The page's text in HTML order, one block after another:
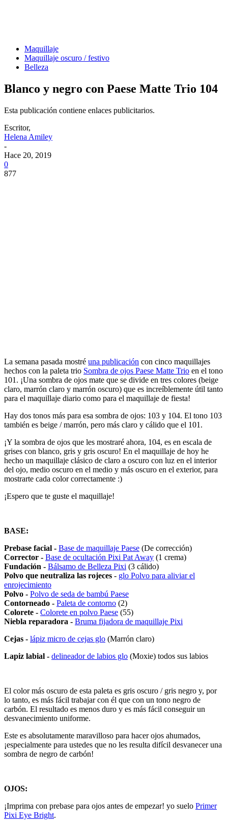
Maquillaje
Maquillaje oscuro / festivo
Belleza
Blanco y negro con Paese Matte Trio 104
Esta publicación contiene enlaces publicitarios.
Escritor,
Helena Amiley
-
Hace 20, 2019
0
877
La semana pasada mostré una publicación con cinco maquillajes
hechos con la paleta trio Sombra de ojos Paese Matte Trio en el tono
101. ¡Una sombra de ojos mate que se divide en tres colores (beige
claro, marrón claro y marrón oscuro) que es increíblemente útil tanto
para el maquillaje diario como para el maquillaje de fiesta!
Hay dos tonos más para esa sombra de ojos: 103 y 104. El tono 103
también es beige / marrón, pero más claro y cálido que el 101.
¡Y la sombra de ojos que les mostraré ahora, 104, es en escala de
grises con blanco, gris y gris oscuro! En el maquillaje de hoy he
hecho un maquillaje clásico de claro a oscuro con luz en el interior
del ojo, medio oscuro en el medio y más oscuro en el exterior, para
mostrarte cada color correctamente :)
¡Espero que te guste el maquillaje!
BASE:
Prebase facial - Base de maquillaje Paese (De corrección)
Corrector - Base de ocultación Pixi Pat Away (1 crema)
Fundación - Bálsamo de Belleza Pixi (3 cálido)
Polvo que neutraliza las rojeces - glo Polvo para aliviar el
enrojecimiento
Polvo - Polvo de seda de bambú Paese
Contorneado - Paleta de contorno (2)
Colorete - Colorete en polvo Paese (55)
Niebla reparadora - Bruma fijadora de maquillaje Pixi
Cejas - lápiz micro de cejas glo (Marrón claro)
Lapiz labial - delineador de labios glo (Moxie) todos sus labios
El color más oscuro de esta paleta es gris oscuro / gris negro y, por
lo tanto, es más fácil trabajar con él que con un tono negro de
carbón. El resultado es menos duro y es más fácil conseguir un
desvanecimiento uniforme.
Este es absolutamente maravilloso para hacer ojos ahumados,
¡especialmente para ustedes que no les resulta difícil desvanecer una
sombra de negro de carbón!
OJOS:
¡Imprima con prebase para ojos antes de empezar! yo suelo Primer
Pixi Eye Bright.